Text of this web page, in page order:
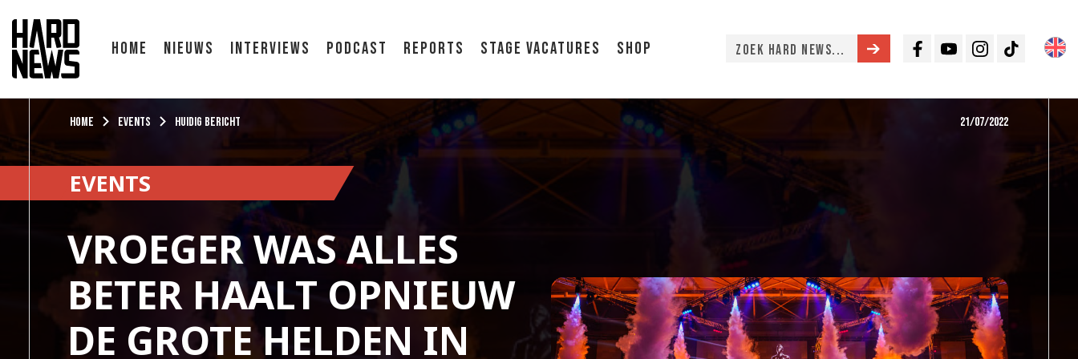
Home Nieuws Interviews Podcast Reports Stage vacatures Shop
Facebook
YoutubeInstagramTikTok
Home Events Huidig bericht 21/07/2022
EVENTS
VROEGER WAS ALLES
BETER HAALT OPNIEUW
DE GROTE HELDEN IN